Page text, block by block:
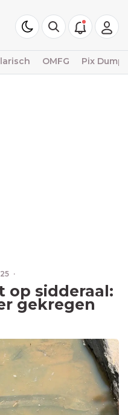
OMFG Pix Dump
·
op sidderaal:
gekregen